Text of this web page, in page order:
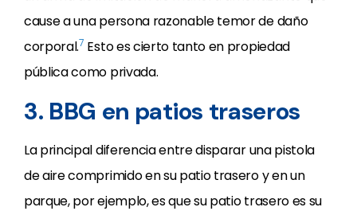
cause a una persona razonable temor de daño
corporal.7 Esto es cierto tanto en propiedad
pública como privada.
3. BBG en patios traseros
La principal diferencia entre disparar una pistola
de aire comprimido en su patio trasero y en un
parque, por ejemplo, es que su patio trasero es su